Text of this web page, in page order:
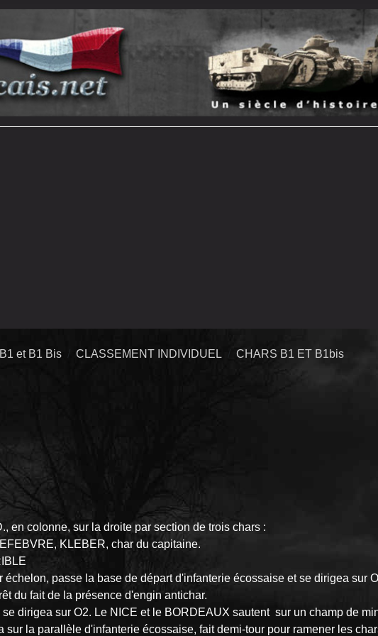
et B1 Bis CLASSEMENT INDIVIDUEL CHARS B1 ET B1bis
en colonne, sur la droite par section de trois chars :
KLEBER, char du capitaine.
passe la base de départ d'infanterie écossaise et se dirigea sur
du fait de la présence d'engin antichar.
dirigea sur O2. Le NICE et le BORDEAUX sautent sur un champ de
la parallèle d'infanterie écossaise, fait demi-tour pour ramener les